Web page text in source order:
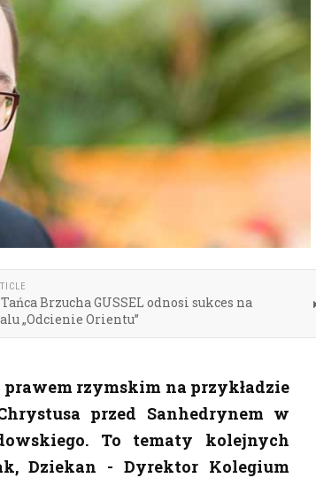
Tańca Brzucha GUSSEL odnosi sukces na
„Odcienie Orientu”
rzymskim na przykładzie
przed Sanhedrynem w
To tematy kolejnych
Dziekan - Dyrektor Kolegium